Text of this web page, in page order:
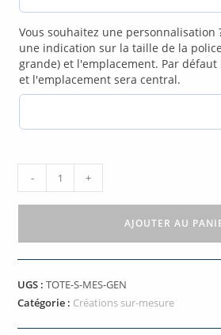
Vous souhaitez une personnalisation
une indication sur la taille de la
grande) et l'emplacement. Par
et l'emplacement sera central.
- +
AJOUTER AU
UGS :TOTE-S-MES-GEN
Catégorie : Créations sur-mesure